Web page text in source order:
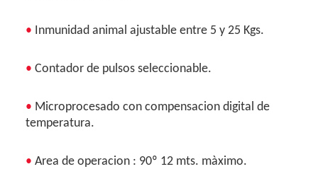
• Inmunidad animal ajustable entre 5 y 25 Kgs.
•Contador de pulsos seleccionable.
• Microprocesado con compensacion digital de
temperatura.
• Area de operacion : 90º 12 mts. màximo.